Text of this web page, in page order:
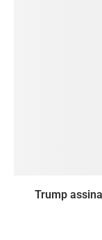
Trump